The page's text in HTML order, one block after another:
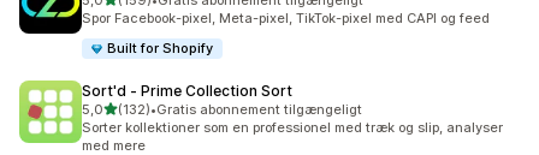
159 anmeldelser i alt
Spor Facebook-pixel, Meta-pixel, TikTok-pixel med CAPI og feed
Built for Shopify
Sort'd ‑ Prime Collection Sort
5,0ud af 5 stjerner
(132)
132 anmeldelser i alt
•Gratis abonnement tilgængeligt
Sorter kollektioner som en professionel med træk og slip, analyser
med mere